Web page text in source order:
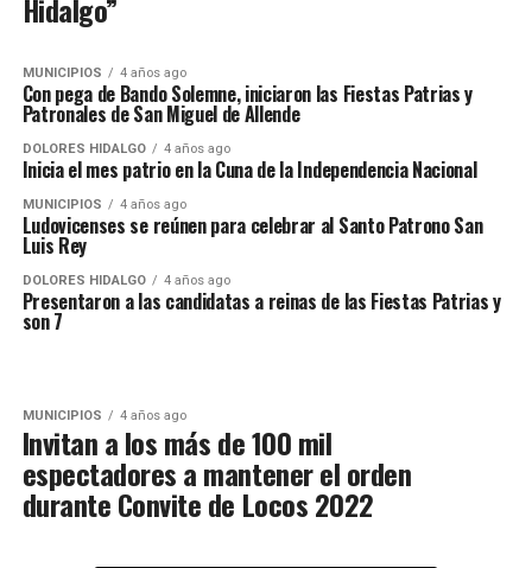
Hidalgo”
MUNICIPIOS 4 años ago
Con pega de Bando Solemne, iniciaron las Fiestas Patrias y
Patronales de San Miguel de Allende
DOLORES HIDALGO 4 años ago
Inicia el mes patrio en la Cuna de la Independencia Nacional
MUNICIPIOS 4 años ago
Ludovicenses se reúnen para celebrar al Santo Patrono San
Luis Rey
DOLORES HIDALGO 4 años ago
Presentaron a las candidatas a reinas de las Fiestas Patrias y
son 7
MUNICIPIOS 4 años ago
Invitan a los más de 100 mil
espectadores a mantener el orden
durante Convite de Locos 2022